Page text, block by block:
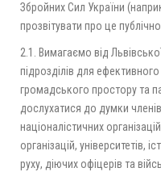
Збройних Сил України
прозвітувати про це
2.1. Вимагаємо від
підрозділів для
громадського простору та
дослухатися до думки
націоналістичних
організацій, університетів,
руху, діючих офіцерів та